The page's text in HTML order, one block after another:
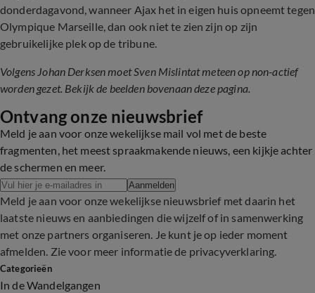
donderdagavond, wanneer Ajax het in eigen huis opneemt tegen
Olympique Marseille, dan ook niet te zien zijn op zijn
gebruikelijke plek op de tribune.
Volgens Johan Derksen moet Sven Mislintat meteen op non-actief
worden gezet. Bekijk de beelden bovenaan deze pagina.
Ontvang onze nieuwsbrief
Meld je aan voor onze wekelijkse mail vol met de beste
fragmenten, het meest spraakmakende nieuws, een kijkje achter
de schermen en meer.
Aanmelden
Meld je aan voor onze wekelijkse nieuwsbrief met daarin het
laatste nieuws en aanbiedingen die wijzelf of in samenwerking
met onze partners organiseren. Je kunt je op ieder moment
afmelden. Zie voor meer informatie de privacyverklaring.
Categorieën
In de Wandelgangen